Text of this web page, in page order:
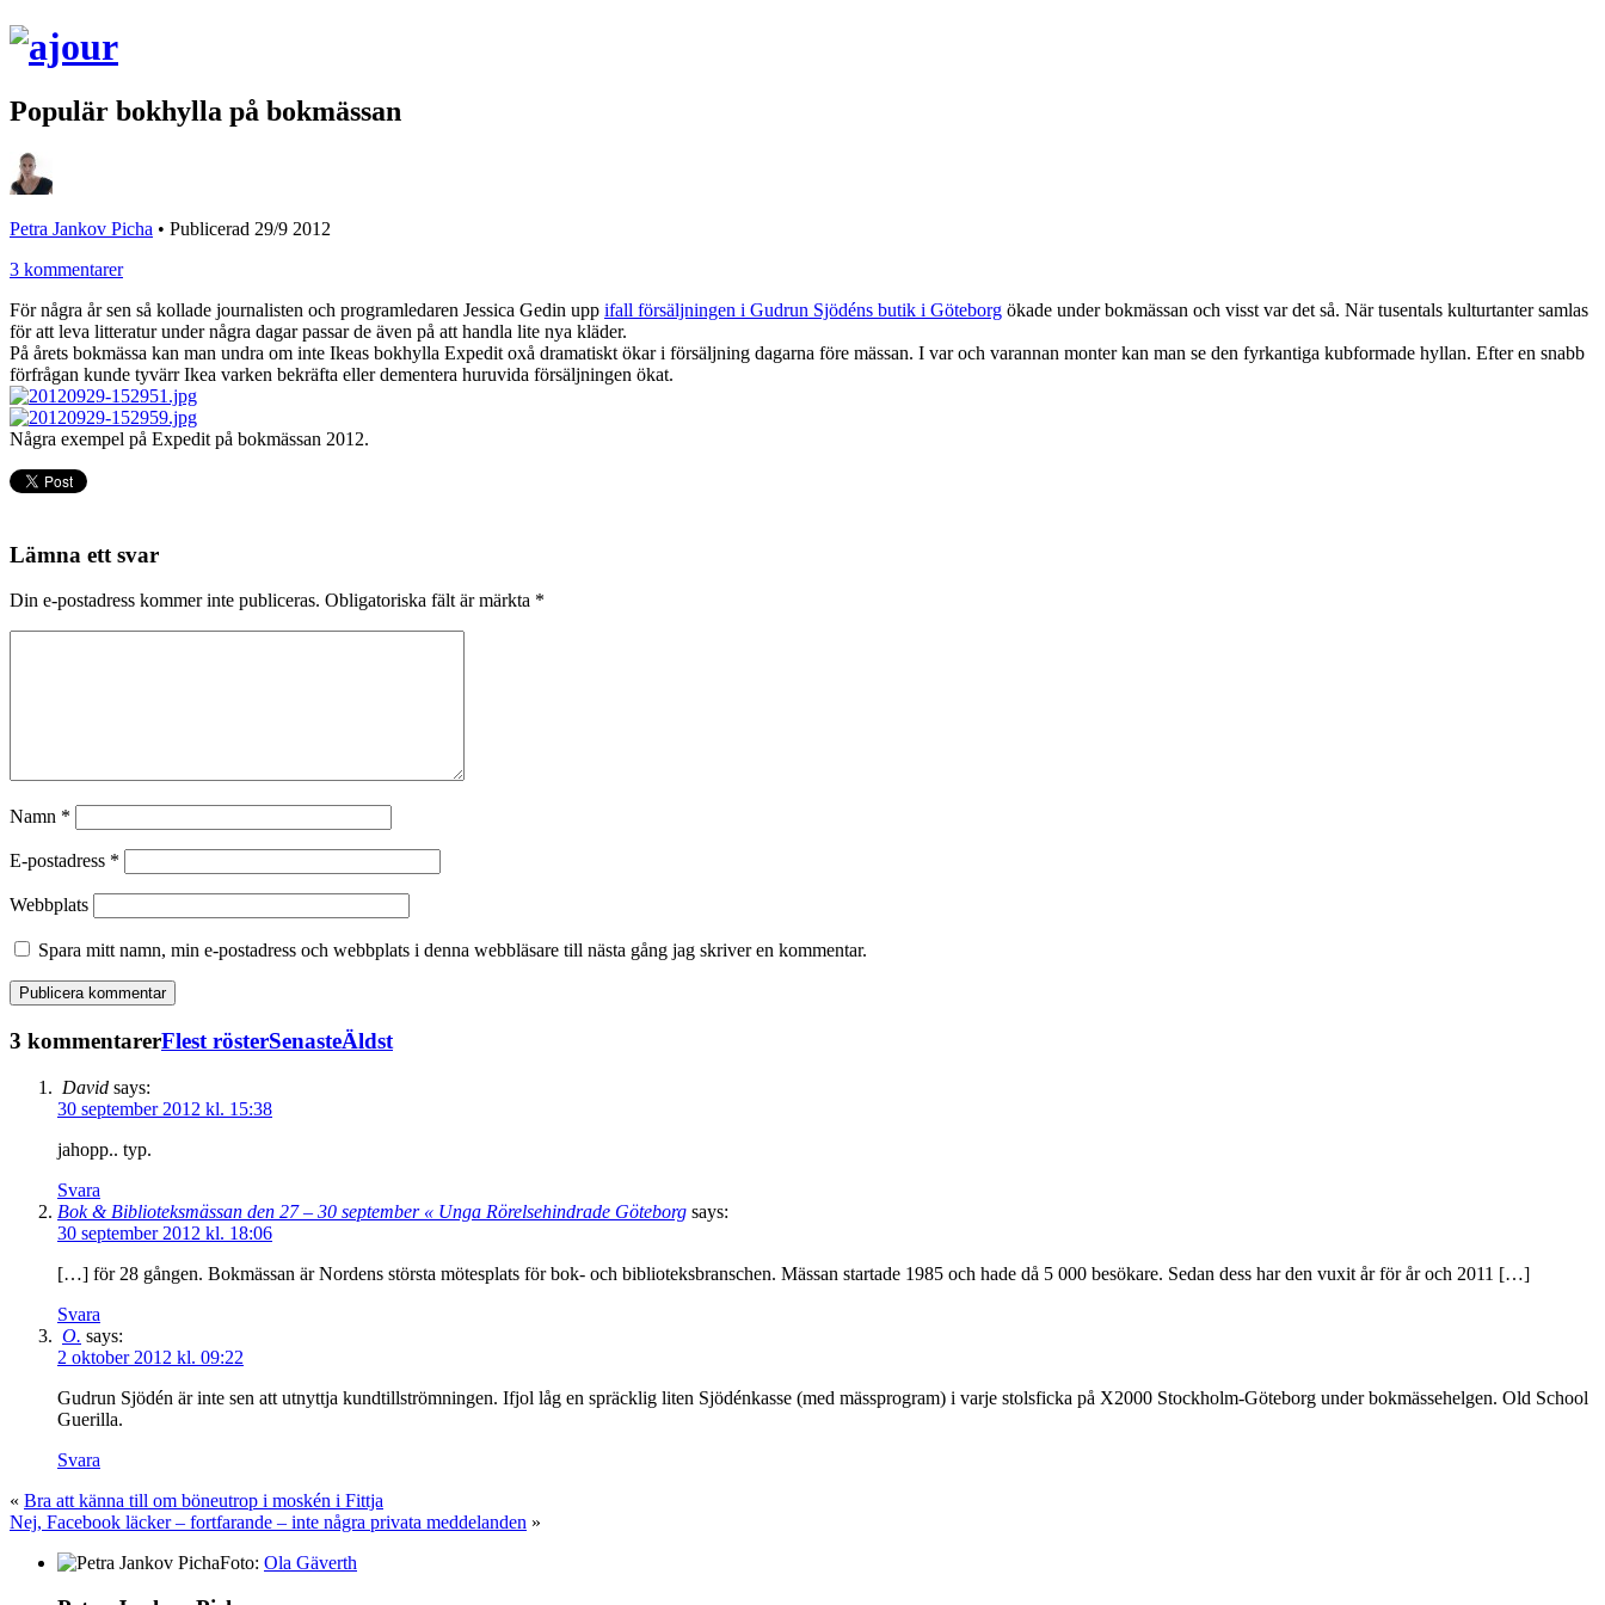
Populär bokhylla på bokmässan
Petra Jankov Picha • Publicerad 29/9 2012
3 kommentarer
För några år sen så kollade journalisten och programledaren Jessica Gedin upp ifall försäljningen i Gudrun Sjödéns butik i Göteborg ökade under bokmässan och visst var det så. När tusentals kulturtanter samlas
för att leva litteratur under några dagar passar de även på att handla lite nya kläder.
På årets bokmässa kan man undra om inte Ikeas bokhylla Expedit oxå dramatiskt ökar i försäljning dagarna före mässan. I var och varannan monter kan man se den fyrkantiga kubformade hyllan. Efter en snabb
förfrågan kunde tyvärr Ikea varken bekräfta eller dementera huruvida försäljningen ökat.
Några exempel på Expedit på bokmässan 2012.
Lämna ett svar
Din e-postadress kommer inte publiceras. Obligatoriska fält är märkta *
Namn *
E-postadress *
Webbplats
Spara mitt namn, min e-postadress och webbplats i denna webbläsare till nästa gång jag skriver en kommentar.
3 kommentarerFlest rösterSenasteÄldst
David says:
30 september 2012 kl. 15:38
jahopp.. typ.
Svara
Bok & Biblioteksmässan den 27 – 30 september « Unga Rörelsehindrade Göteborg says:
30 september 2012 kl. 18:06
[…] för 28 gången. Bokmässan är Nordens största mötesplats för bok- och biblioteksbranschen. Mässan startade 1985 och hade då 5 000 besökare. Sedan dess har den vuxit år för år och 2011 […]
Svara
O. says:
2 oktober 2012 kl. 09:22
Gudrun Sjödén är inte sen att utnyttja kundtillströmningen. Ifjol låg en spräcklig liten Sjödénkasse (med mässprogram) i varje stolsficka på X2000 Stockholm-Göteborg under bokmässehelgen. Old School
Guerilla.
Svara
« Bra att känna till om böneutrop i moskén i Fittja
Nej, Facebook läcker – fortfarande – inte några privata meddelanden »
Foto: Ola Gäverth